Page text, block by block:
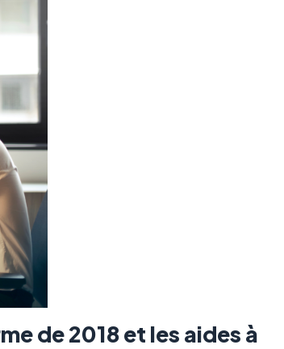
de 2018 et les aides à